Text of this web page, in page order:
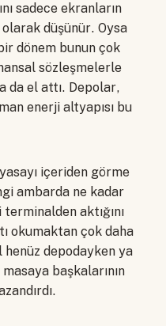
sadece ekranların
düşünür. Oysa
dönem bunun çok
sözleşmelerle
da el attı. Depolar,
enerji altyapısı bu
içeriden görme
ambarda ne kadar
aktığını
okumaktan çok daha
depodayken ya
başkalarının